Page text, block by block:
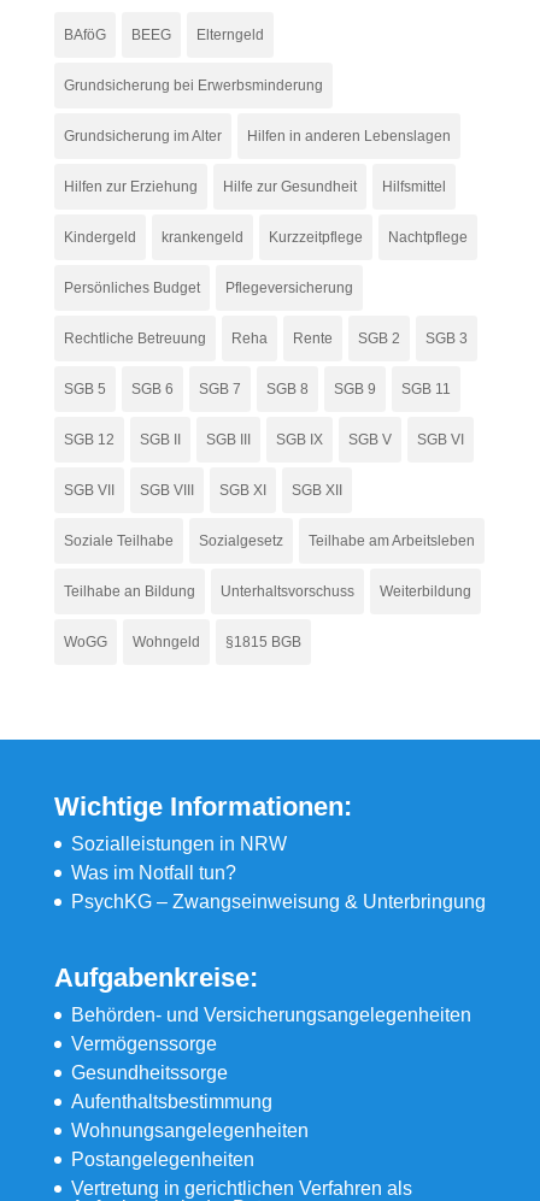
BAföG BEEG Elterngeld
Grundsicherung bei Erwerbsminderung
Grundsicherung im Alter Hilfen in anderen Lebenslagen
Hilfen zur Erziehung Hilfe zur Gesundheit Hilfsmittel
Kindergeld krankengeld Kurzzeitpflege Nachtpflege
Persönliches Budget Pflegeversicherung
Rechtliche Betreuung Reha Rente SGB 2 SGB 3
SGB 5 SGB 6 SGB 7 SGB 8 SGB 9 SGB 11
SGB 12 SGB II SGB III SGB IX SGB V SGB VI
SGB VII SGB VIII SGB XI SGB XII
Soziale Teilhabe Sozialgesetz Teilhabe am Arbeitsleben
Teilhabe an Bildung Unterhaltsvorschuss Weiterbildung
WoGG Wohngeld §1815 BGB
Wichtige Informationen:
Sozialleistungen in NRW
Was im Notfall tun?
PsychKG – Zwangseinweisung & Unterbringung
Aufgabenkreise:
Behörden- und Versicherungsangelegenheiten
Vermögenssorge
Gesundheitssorge
Aufenthaltsbestimmung
Wohnungsangelegenheiten
Postangelegenheiten
Vertretung in gerichtlichen Verfahren als